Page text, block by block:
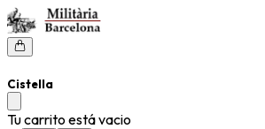
Cistella
Tu carrito está vacio